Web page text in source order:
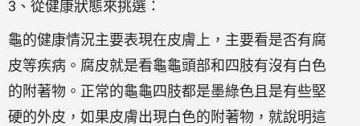
3、從健康狀態來挑選：
龜的健康情況主要表現在皮膚上，主要看是否有腐
皮等疾病。腐皮就是看龜龜頭部和四肢有沒有白色
的附著物。正常的龜龜四肢都是墨綠色且是有些堅
硬的外皮，如果皮膚出現白色的附著物，就說明這